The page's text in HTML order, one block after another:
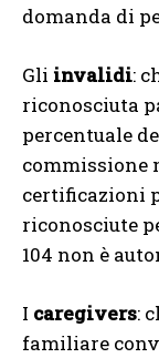
domanda di
Gli invalidi:
riconosciuta
percentuale
commissione
certificazioni
riconosciute
104 non è
I caregivers:
familiare